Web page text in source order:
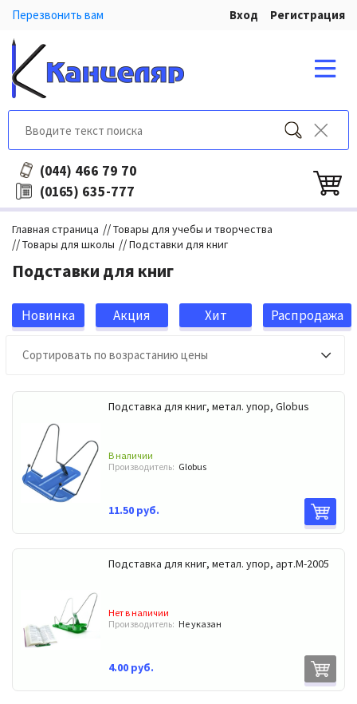
Перезвонить вам Вход Регистрация
(044) 466 79 70
(0165) 635-777
Главная страница //Товары для учебы и творчества
//Товары для школы //Подставки для книг
Подставки для книг
Новинка Акция
Хит
Распродажа
Подставка для книг, метал. упор, Globus
В наличии
Производитель: Globus
11.50 руб.
Подставка для книг, метал. упор, арт.M-2005
Нет в наличии
Производитель: Не указан
4.00 руб.